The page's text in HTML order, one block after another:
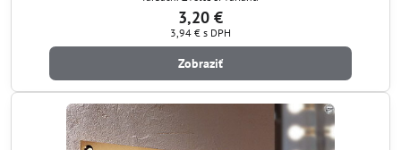
3,20 €
3,94 € s DPH
Zobraziť